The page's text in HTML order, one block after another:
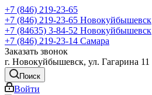
+7 (846) 219-23-65
+7 (846) 219-23-65 Новокуйбышевск
+7 (84635) 3-84-52 Новокуйбышевск
+7 (846) 219-23-14 Самара
Заказать звонок
г. Новокуйбышевск, ул. Гагарина 11
Поиск
Войти